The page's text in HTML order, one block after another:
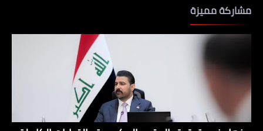
مشاركة مميزة